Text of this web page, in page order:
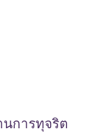
การทุจริต